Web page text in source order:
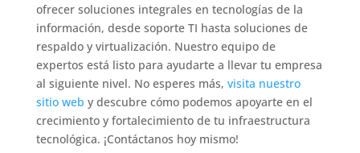
ofrecer soluciones integrales en tecnologías de la
información, desde soporte TI hasta soluciones de
respaldo y virtualización. Nuestro equipo de
expertos está listo para ayudarte a llevar tu empresa
al siguiente nivel. No esperes más, visita nuestro
sitio web y descubre cómo podemos apoyarte en el
crecimiento y fortalecimiento de tu infraestructura
tecnológica. ¡Contáctanos hoy mismo!